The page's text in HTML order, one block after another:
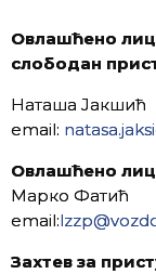
Овлашћенo
слободан
Наташа Јакшић
email:
Овлашћенo
Марко Фатић
email:
Захтев за